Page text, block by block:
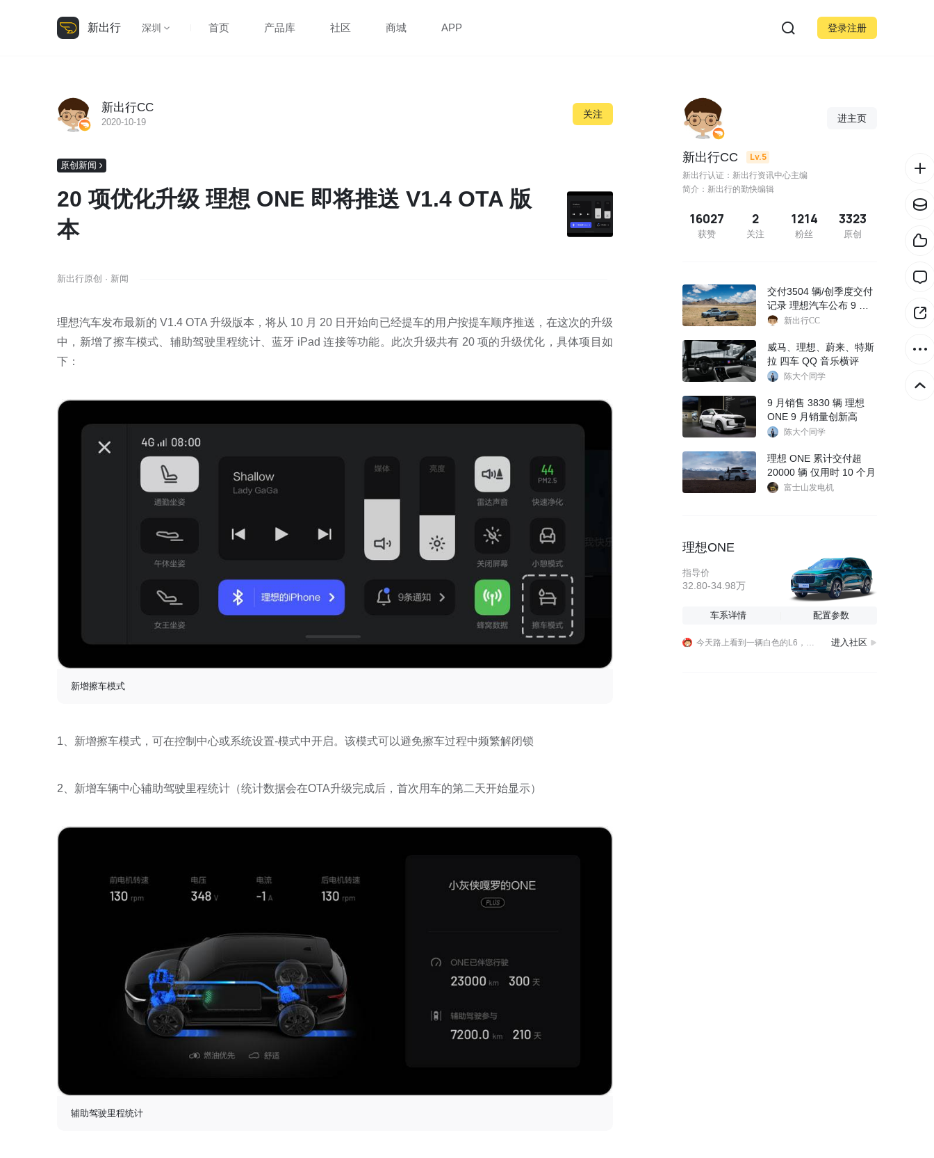
新出行 深圳 首页 产品库 社区 商城 APP 登录注册
新出行CC
2020-10-19
关注
原创新闻
20 项优化升级 理想 ONE 即将推送 V1.4 OTA 版
本
新出行原创 · 新闻
理想汽车发布最新的 V1.4 OTA 升级版本，将从 10 月 20 日开始向已经提车的用户按提车顺序推送，在这次的升级
中，新增了擦车模式、辅助驾驶里程统计、蓝牙 iPad 连接等功能。此次升级共有 20 项的升级优化，具体项目如
下：
新增擦车模式
1、新增擦车模式，可在控制中心或系统设置-模式中开启。该模式可以避免擦车过程中频繁解闭锁
2、新增车辆中心辅助驾驶里程统计（统计数据会在OTA升级完成后，首次用车的第二天开始显示）
辅助驾驶里程统计
进主页
新出行CC Lv.5
新出行认证：新出行资讯中心主编
简介：新出行的勤快编辑
16027
获赞
2
关注
1214
粉丝
3323
原创
交付3504 辆/创季度交付
记录 理想汽车公布 9 月
份交付数据
新出行CC
威马、理想、蔚来、特斯
拉 四车 QQ 音乐横评
陈大个同学
9 月销售 3830 辆 理想
ONE 9 月销量创新高
陈大个同学
理想 ONE 累计交付超
20000 辆 仅用时 10 个月
富士山发电机
理想ONE
指导价
32.80-34.98万
车系详情 配置参数
进入社区